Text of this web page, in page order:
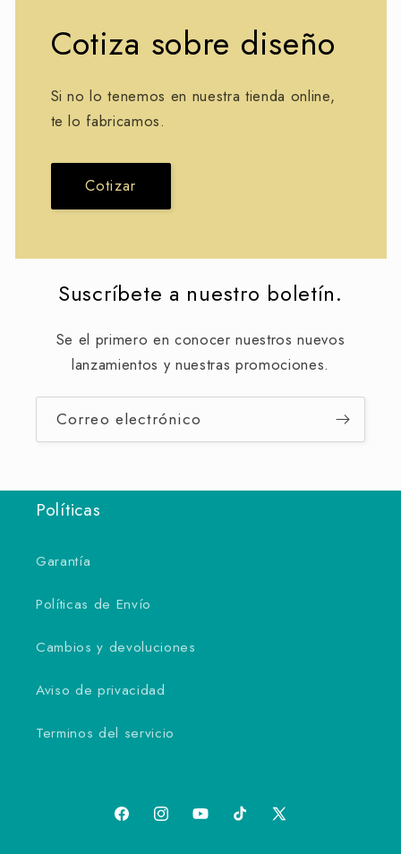
Cotiza sobre diseño
Si no lo tenemos en nuestra tienda online,
te lo fabricamos.
Cotizar
Suscríbete a nuestro boletín.
Se el primero en conocer nuestros nuevos
lanzamientos y nuestras promociones.
Correo electrónico
Políticas
Garantía
Políticas de Envío
Cambios y devoluciones
Aviso de privacidad
Terminos del servicio
FacebookInstagramYouTubeTikTok
X